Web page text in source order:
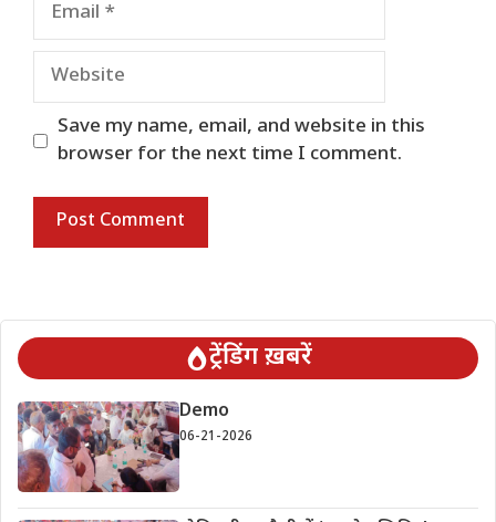
Website
Save my name, email, and website in this
browser for the next time I comment.
ट्रेंडिंग ख़बरें
Demo
06-21-2026